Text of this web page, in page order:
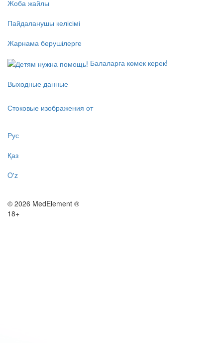
Жоба жайлы
Пайдаланушы келісімі
Жарнама берушілерге
Балаларға көмек керек!
Выходные данные
Стоковые изображения от
Рус
Қаз
O'z
© 2026 MedElement ®
18+